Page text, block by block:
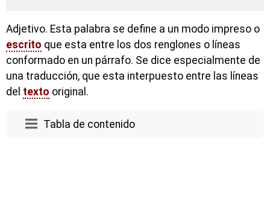
Adjetivo. Esta palabra se define a un modo impreso o
escrito que esta entre los dos renglones o líneas
conformado en un párrafo. Se dice especialmente de
una traducción, que esta interpuesto entre las líneas
del texto original.
Tabla de contenido